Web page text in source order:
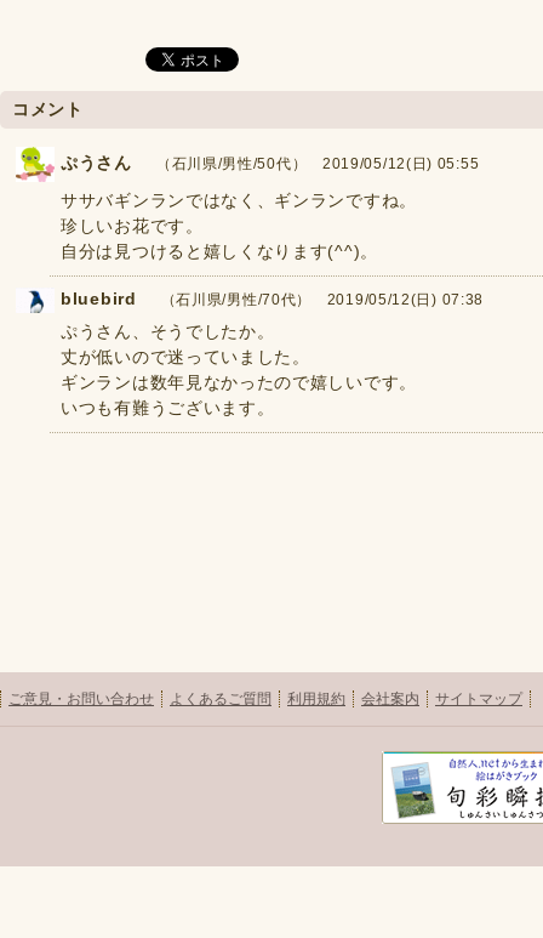
コメント
ぷうさん （石川県/男性/50代） 2019/05/12(日) 05:55
ササバギンランではなく、ギンランですね。
珍しいお花です。
自分は見つけると嬉しくなります(^^)。
bluebird （石川県/男性/70代） 2019/05/12(日) 07:38
ぷうさん、そうでしたか。
丈が低いので迷っていました。
ギンランは数年見なかったので嬉しいです。
いつも有難うございます。
ご意見・お問い合わせ よくあるご質問 利用規約 会社案内 サイトマップ